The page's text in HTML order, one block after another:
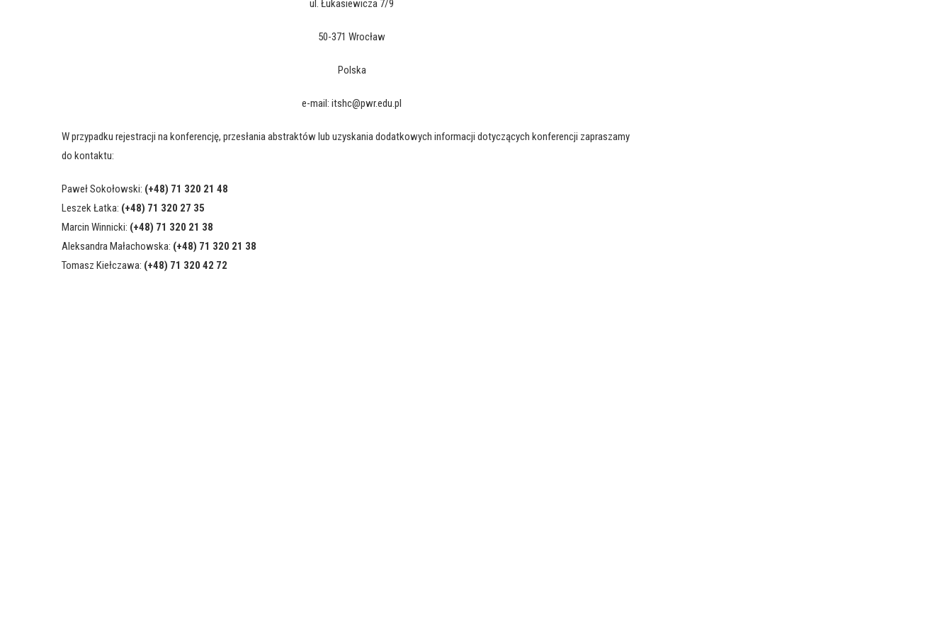
ul. Łukasiewicza 7/9
50-371 Wrocław
Polska
e-mail: itshc@pwr.edu.pl
W przypadku rejestracji na konferencję, przesłania abstraktów lub uzyskania dodatkowych informacji dotyczących konferencji zapraszamy
do kontaktu:
Paweł Sokołowski: (+48) 71 320 21 48
Leszek Łatka: (+48) 71 320 27 35
Marcin Winnicki: (+48) 71 320 21 38
Aleksandra Małachowska: (+48) 71 320 21 38
Tomasz Kiełczawa: (+48) 71 320 42 72